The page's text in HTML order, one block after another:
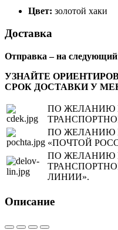
Цвет: золотой хаки
Доставка
Отправка – на следующий
УЗНАЙТЕ
СРОК ДОСТАВКИ У
ПО ЖЕЛАНИЮ
ПО ЖЕЛАНИЮ
«ПОЧТОЙ
ПО ЖЕЛАНИЮ
ЛИНИИ».
Описание